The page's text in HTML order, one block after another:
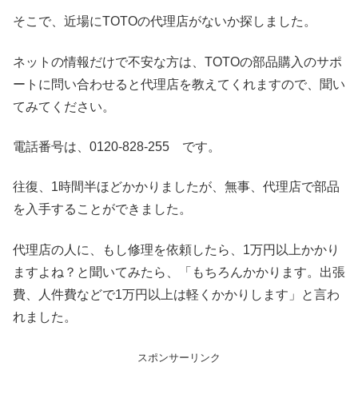
そこで、近場にTOTOの代理店がないか探しました。
ネットの情報だけで不安な方は、TOTOの部品購入のサポ
ートに問い合わせると代理店を教えてくれますので、聞い
てみてください。
電話番号は、0120-828-255 です。
往復、1時間半ほどかかりましたが、無事、代理店で部品
を入手することができました。
代理店の人に、もし修理を依頼したら、1万円以上かかり
ますよね？と聞いてみたら、「もちろんかかります。出張
費、人件費などで1万円以上は軽くかかりします」と言わ
れました。
スポンサーリンク